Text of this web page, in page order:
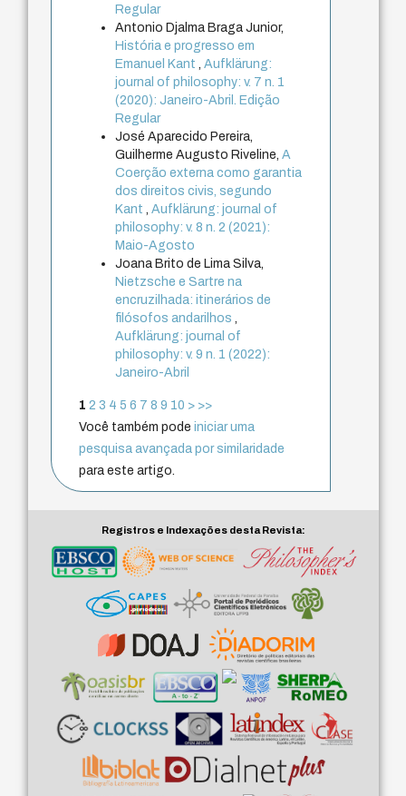
Regular
Antonio Djalma Braga Junior,
História e progresso em
Emanuel Kant,Aufklärung:
journal of philosophy: v. 7 n. 1
(2020): Janeiro-Abril. Edição
Regular
José Aparecido Pereira,
Guilherme Augusto Riveline,A
Coerção externa como garantia
dos direitos civis, segundo
Kant,Aufklärung: journal of
philosophy: v. 8 n. 2 (2021):
Maio-Agosto
Joana Brito de Lima Silva,
Nietzsche e Sartre na
encruzilhada: itinerários de
filósofos andarilhos,
Aufklärung: journal of
philosophy: v. 9 n. 1 (2022):
Janeiro-Abril
1 2 3 4 5 6 7 8 9 10 > >>
Você também podeiniciar uma
pesquisa avançada por similaridade
para este artigo.
Registros e Indexações desta Revista: